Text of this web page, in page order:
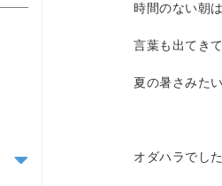
時間のない朝
言葉も出てき
夏の暑さみた
オダハラでした